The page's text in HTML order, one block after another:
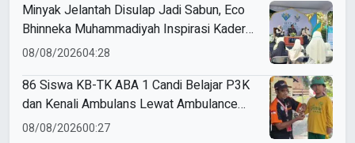
Minyak Jelantah Disulap Jadi Sabun, Eco
Bhinneka Muhammadiyah Inspirasi Kader
Nasyiatul Aisyiyah
08/08/202604:28
86 Siswa KB-TK ABA 1 Candi Belajar P3K
dan Kenali Ambulans Lewat Ambulance
Goes to Schools
08/08/202600:27